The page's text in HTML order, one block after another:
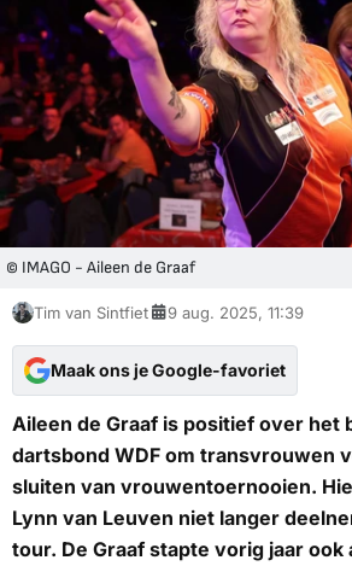
© IMAGO - Aileen de Graaf
Tim van Sintfiet 9 aug. 2025, 11:39
Maak ons je Google-favoriet
Aileen de Graaf is positief over het
dartsbond WDF om transvrouwen
sluiten van vrouwentoernooien.
Lynn van Leuven niet langer
tour. De Graaf stapte vorig jaar ook